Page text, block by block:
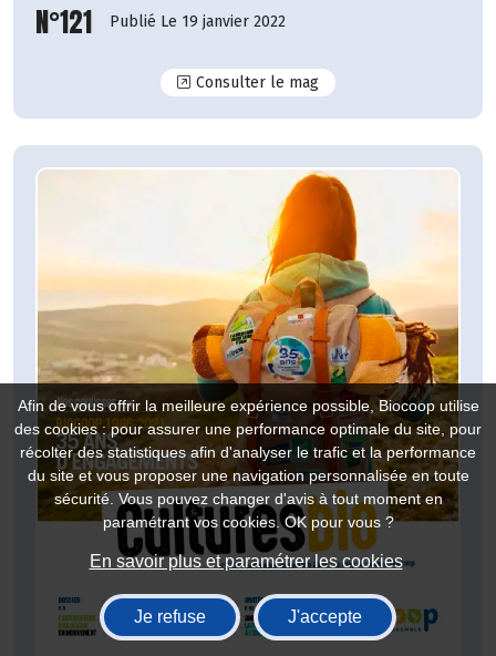
Afin de vous offrir la meilleure expérience possible, Biocoop utilise
des cookies : pour assurer une performance optimale du site, pour
récolter des statistiques afin d'analyser le trafic et la performance
du site et vous proposer une navigation personnalisée en toute
sécurité. Vous pouvez changer d'avis à tout moment en
paramétrant vos cookies. OK pour vous ?
En savoir plus et paramétrer les cookies
Je refuse J'accepte
N°121 Publié Le 19 janvier 2022
Consulter le magN°121